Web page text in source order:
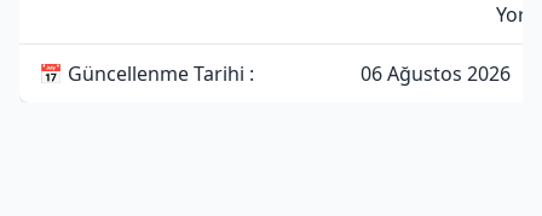
📅 Güncellenme Tarihi : 06 Ağustos 2026